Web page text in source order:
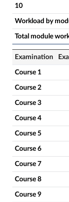
10
Workload by
Total module
Examination
Course 1
Course 2
Course 3
Course 4
Course 5
Course 6
Course 7
Course 8
Course 9